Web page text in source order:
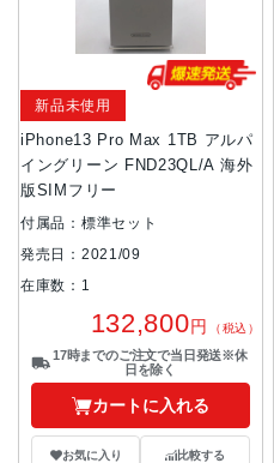
iPhone13 Pro Max 1TB アルパ
イングリーン FND23QL/A 海外
版SIMフリー
新品未使用
付属品：標準セット
発売日：2021/09
在庫数：1
132,800円 （税込）
17時までのご注文で当日発送※休
日を除く
カートに入れる
お気に入り 比較する